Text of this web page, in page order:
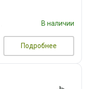
В наличии
Подробнее